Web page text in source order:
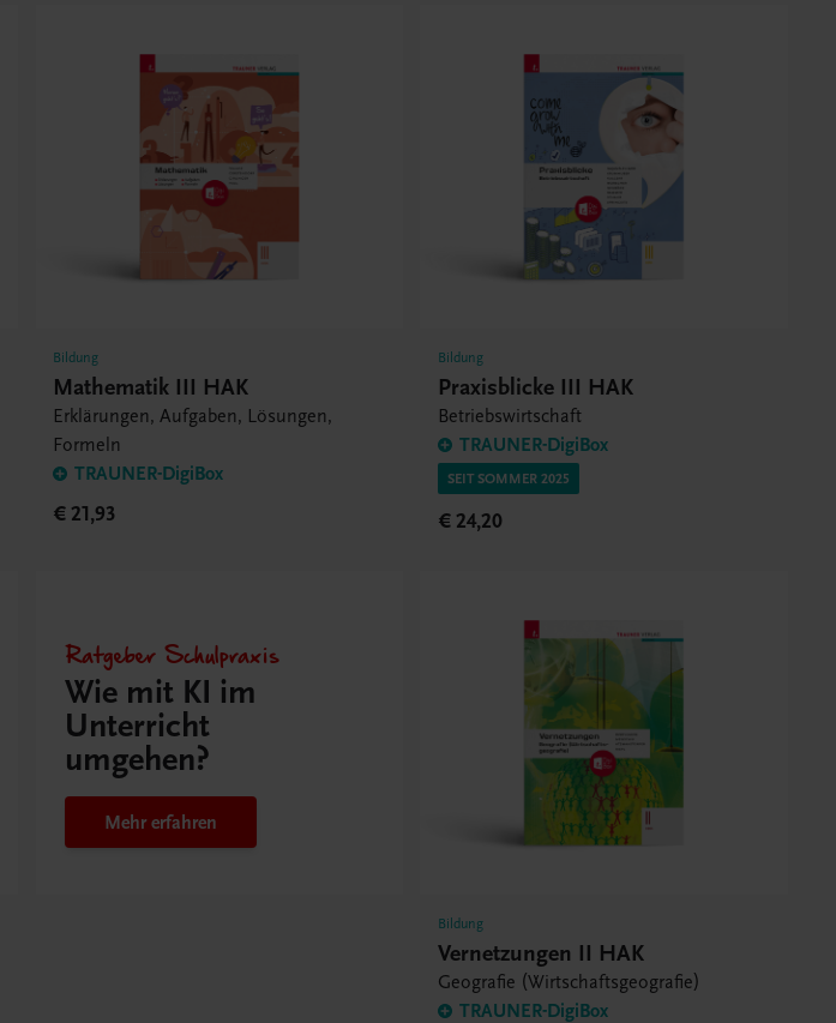
Bildung
Mathematik III HAK
Erklärungen, Aufgaben, Lösungen,
Formeln
TRAUNER-DigiBox
€ 21,93
Bildung
Praxisblicke III HAK
Betriebswirtschaft
TRAUNER-DigiBox
SEIT SOMMER 2025
€ 24,20
Ratgeber Schulpraxis
Wie mit KI im
Unterricht
umgehen?
Mehr erfahren
Bildung
Vernetzungen II HAK
Geografie (Wirtschaftsgeografie)
TRAUNER-DigiBox